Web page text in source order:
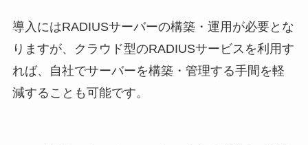
導入にはRADIUSサーバーの構築・運用が必要とな
りますが、クラウド型のRADIUSサービスを利用す
れば、自社でサーバーを構築・管理する手間を軽
減することも可能です。